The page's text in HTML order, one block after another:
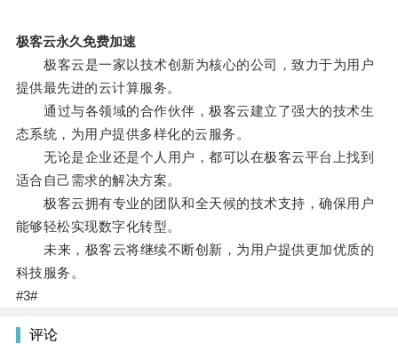
极客云永久免费加速
极客云是一家以技术创新为核心的公司，致力于为用户
提供最先进的云计算服务。
通过与各领域的合作伙伴，极客云建立了强大的技术生
态系统，为用户提供多样化的云服务。
无论是企业还是个人用户，都可以在极客云平台上找到
适合自己需求的解决方案。
极客云拥有专业的团队和全天候的技术支持，确保用户
能够轻松实现数字化转型。
未来，极客云将继续不断创新，为用户提供更加优质的
科技服务。
#3#
评论